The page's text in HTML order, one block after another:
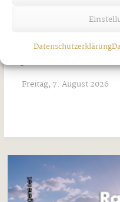
Datenschutzerklärung
Freitag, 7. August 2026